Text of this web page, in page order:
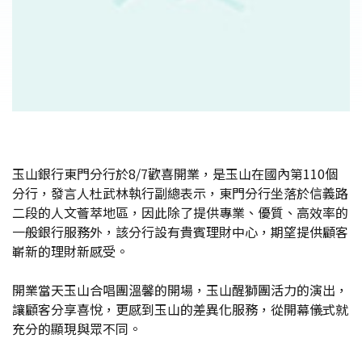
玉山銀行東門分行於8/7歡喜開業，是玉山在國內第110個
分行，發言人杜武林執行副總表示，東門分行坐落於信義路
二段的人文薈萃地區，因此除了提供專業、優質、高效率的
一般銀行服務外，該分行設有貴賓理財中心，期望提供顧客
嶄新的理財新感受。
開業當天玉山合唱團溫馨的開場，玉山醒獅團活力的演出，
讓顧客分享喜悅，更感到玉山的差異化服務，從開幕儀式就
充分的顯現與眾不同。